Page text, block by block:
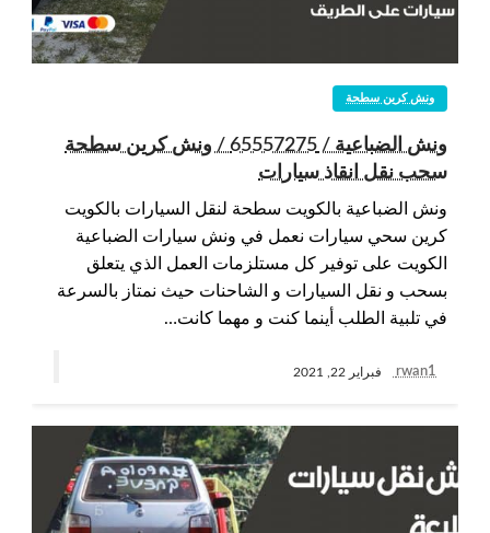
ونش كرين سطحة
ونش الضباعية / 65557275 / ونش كرين سطحة
سحب نقل انقاذ سيارات
ونش الضباعية بالكويت سطحة لنقل السيارات بالكويت
كرين سحي سيارات نعمل في ونش سيارات الضباعية
الكويت على توفير كل مستلزمات العمل الذي يتعلق
بسحب و نقل السيارات و الشاحنات حيث نمتاز بالسرعة
في تلبية الطلب أينما كنت و مهما كانت…
rwan1 فبراير 22, 2021